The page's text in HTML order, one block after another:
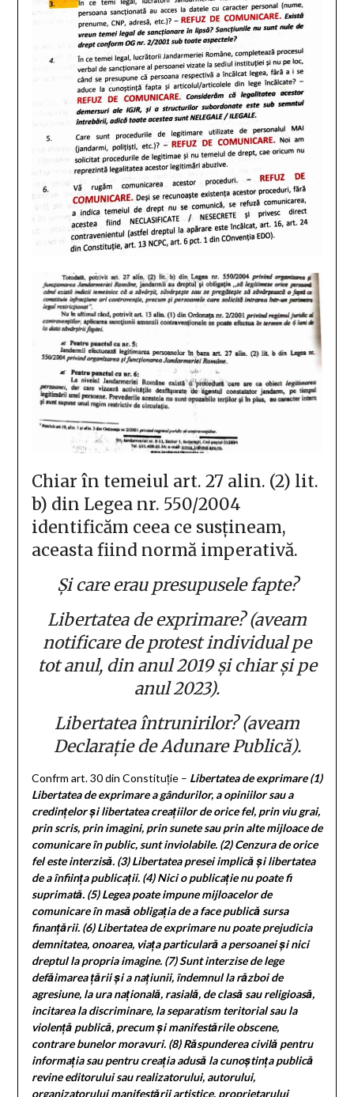
Chiar în temeiul art. 27 alin. (2) lit.
b) din Legea nr. 550/2004
identificăm ceea ce susțineam,
aceasta fiind normă imperativă.
Și care erau presupusele fapte?
Libertatea de exprimare? (aveam
notificare de protest individual pe
tot anul, din anul 2019 și chiar și pe
anul 2023).
Libertatea întrunirilor? (aveam
Declarație de Adunare Publică).
Confrm art. 30 din Constituție – Libertatea de exprimare(1)
Libertatea de exprimare a gândurilor, a opiniilor sau a
credințelor și libertatea creațiilor de orice fel, prin viu grai,
prin scris, prin imagini, prin sunete sau prin alte mijloace de
comunicare în public, sunt inviolabile. (2) Cenzura de orice
fel este interzisă. (3) Libertatea presei implică și libertatea
de a înființa publicații. (4) Nici o publicație nu poate fi
suprimată. (5) Legea poate impune mijloacelor de
comunicare în masă obligația de a face publică sursa
finanțării. (6) Libertatea de exprimare nu poate prejudicia
demnitatea, onoarea, viața particulară a persoanei și nici
dreptul la propria imagine. (7) Sunt interzise de lege
defăimarea țării și a națiunii, îndemnul la război de
agresiune, la ura națională, rasială, de clasă sau religioasă,
incitarea la discriminare, la separatism teritorial sau la
violență publică, precum și manifestările obscene,
contrare bunelor moravuri. (8) Răspunderea civilă pentru
informația sau pentru creația adusă la cunoștința publică
revine editorului sau realizatorului, autorului,
organizatorului manifestării artistice, proprietarului